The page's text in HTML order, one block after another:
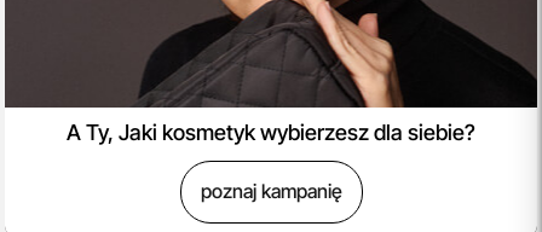
A Ty, Jaki kosmetyk wybierzesz dla siebie?
poznaj kampanię